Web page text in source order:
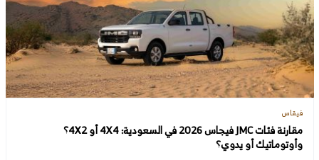
فيقاس
مقارنة فئات JMC فيجاس 2026 في السعودية: 4X4 أو 4X2؟
وأوتوماتيك أو يدوي؟